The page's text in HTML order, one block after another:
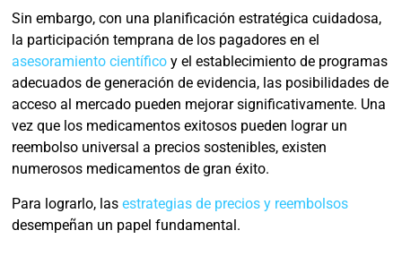
Sin embargo, con una planificación estratégica cuidadosa,
la participación temprana de los pagadores en el
asesoramiento científico y el establecimiento de programas
adecuados de generación de evidencia, las posibilidades de
acceso al mercado pueden mejorar significativamente. Una
vez que los medicamentos exitosos pueden lograr un
reembolso universal a precios sostenibles, existen
numerosos medicamentos de gran éxito.
Para lograrlo, las estrategias de precios y reembolsos
desempeñan un papel fundamental.